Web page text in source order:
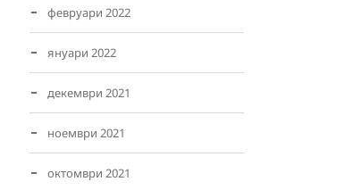
февруари 2022
януари 2022
декември 2021
ноември 2021
октомври 2021